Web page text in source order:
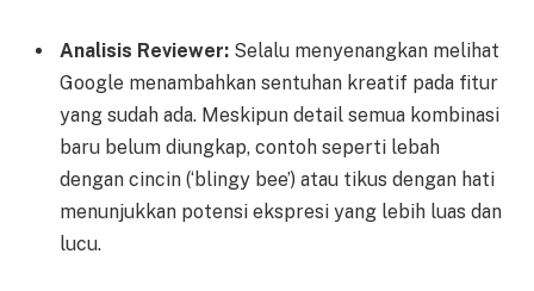
Analisis Reviewer: Selalu menyenangkan melihat
Google menambahkan sentuhan kreatif pada fitur
yang sudah ada. Meskipun detail semua kombinasi
baru belum diungkap, contoh seperti lebah
dengan cincin (‘blingy bee’) atau tikus dengan hati
menunjukkan potensi ekspresi yang lebih luas dan
lucu.